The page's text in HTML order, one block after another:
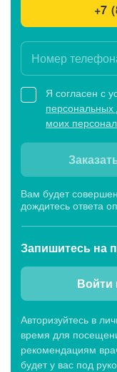
+7
Я согласен с
моих
Вам будет
дождитесь ответа
Запишитесь на
Войти
Авторизуйтесь в
время для
рекомендациям
будет у вас под